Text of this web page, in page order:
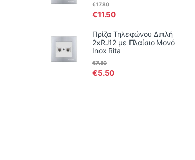
€11.50
€17.80
Πρίζα Τηλεφώνου Διπλή
2xRJ12 με Πλαίσιο Μονό
Inox Rita
€5.50
€7.80